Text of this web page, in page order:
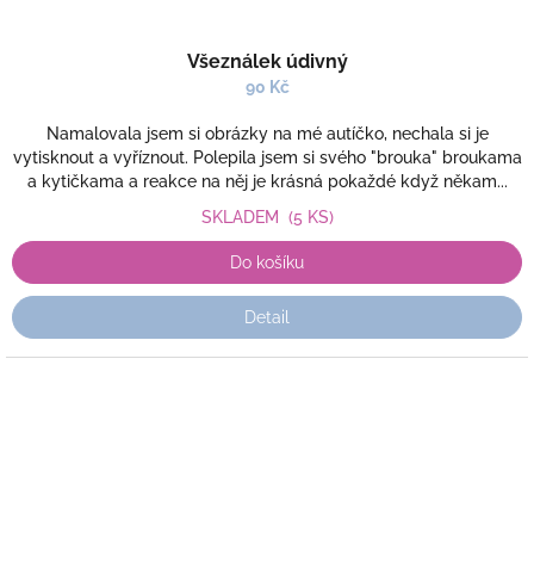
Všeználek údivný
90 Kč
Namalovala jsem si obrázky na mé autíčko, nechala si je
vytisknout a vyříznout. Polepila jsem si svého "brouka" broukama
a kytičkama a reakce na něj je krásná pokaždé když někam...
SKLADEM (5 KS)
Do košíku
Detail